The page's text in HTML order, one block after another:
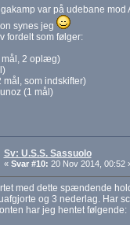
var på udebane
synes jeg
fordelt som følger:
mål, 2 oplæg)
mål, som indskifter)
(1 mål)
Sv: U.S.S. Sassuolo
« Svar #10: 20 Nov 2014, 00:52
med dette spændende
og 3 nederlag. Har
har jeg hentet følgende: